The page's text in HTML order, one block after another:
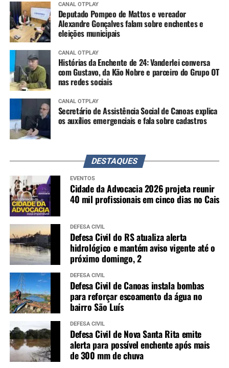
CANAL OTPLAY
Deputado Pompeo de Mattos e vereador
Alexandre Gonçalves falam sobre enchentes e
eleições municipais
CANAL OTPLAY
Histórias da Enchente de 24: Vanderlei conversa
com Gustavo, da Kão Nobre e parceiro do Grupo OT
nas redes sociais
CANAL OTPLAY
Secretário de Assistência Social de Canoas explica
os auxílios emergenciais e fala sobre cadastros
DESTAQUES
EVENTOS
Cidade da Advocacia 2026 projeta reunir
40 mil profissionais em cinco dias no Cais
DEFESA CIVIL
Defesa Civil do RS atualiza alerta
hidrológico e mantém aviso vigente até o
próximo domingo, 2
DEFESA CIVIL
Defesa Civil de Canoas instala bombas
para reforçar escoamento da água no
bairro São Luís
DEFESA CIVIL
Defesa Civil de Nova Santa Rita emite
alerta para possível enchente após mais
de 300 mm de chuva